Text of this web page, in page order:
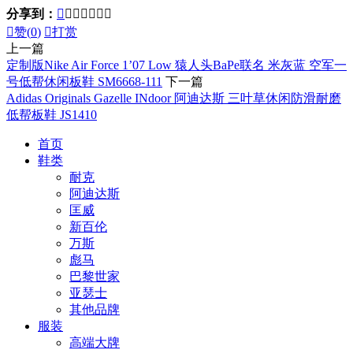
分享到：       
赞(0) 打赏
上一篇
定制版Nike Air Force 1’07 Low 猿人头BaPe联名 米灰蓝 空军一
号低帮休闲板鞋 SM6668-111 下一篇
Adidas Originals Gazelle INdoor 阿迪达斯 三叶草休闲防滑耐磨
低帮板鞋 JS1410
首页
鞋类
耐克
阿迪达斯
匡威
新百伦
万斯
彪马
巴黎世家
亚瑟士
其他品牌
服装
高端大牌